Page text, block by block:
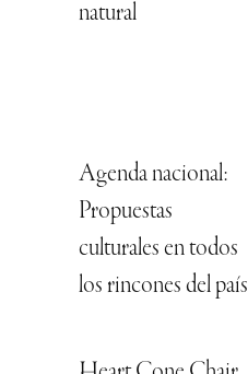
natural
Agenda nacional:
Propuestas
culturales en todos
los rincones del país